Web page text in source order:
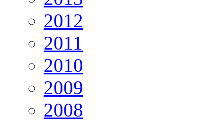
2012
2011
2010
2009
2008